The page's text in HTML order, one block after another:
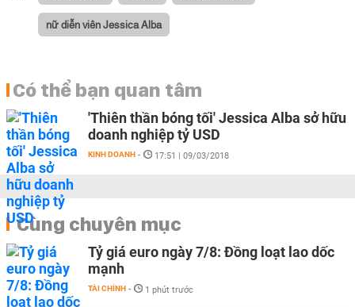
nữ diễn viên Jessica Alba
Có thể bạn quan tâm
'Thiên thần bóng tối' Jessica Alba sở hữu
doanh nghiệp tỷ USD
KINH DOANH - 17:51 | 09/03/2018
Cùng chuyên mục
Tỷ giá euro ngày 7/8: Đồng loạt lao dốc
mạnh
TÀI CHÍNH - 1 phút trước